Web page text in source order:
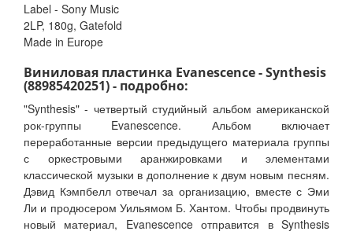
Label - Sony Music
2LP, 180g, Gatefold
Made in Europe
Виниловая пластинка Evanescence - Synthesis
(88985420251) - подробно:
"Synthesis" - четвертый студийный альбом американской
рок-группы Evanescence. Альбом включает
переработанные версии предыдущего материала группы
с оркестровыми аранжировками и элементами
классической музыки в дополнение к двум новым песням.
Дэвид Кэмпбелл отвечал за организацию, вместе с Эми
Ли и продюсером Уильямом Б. Хантом. Чтобы продвинуть
новый материал, Evanescence отправится в Synthesis